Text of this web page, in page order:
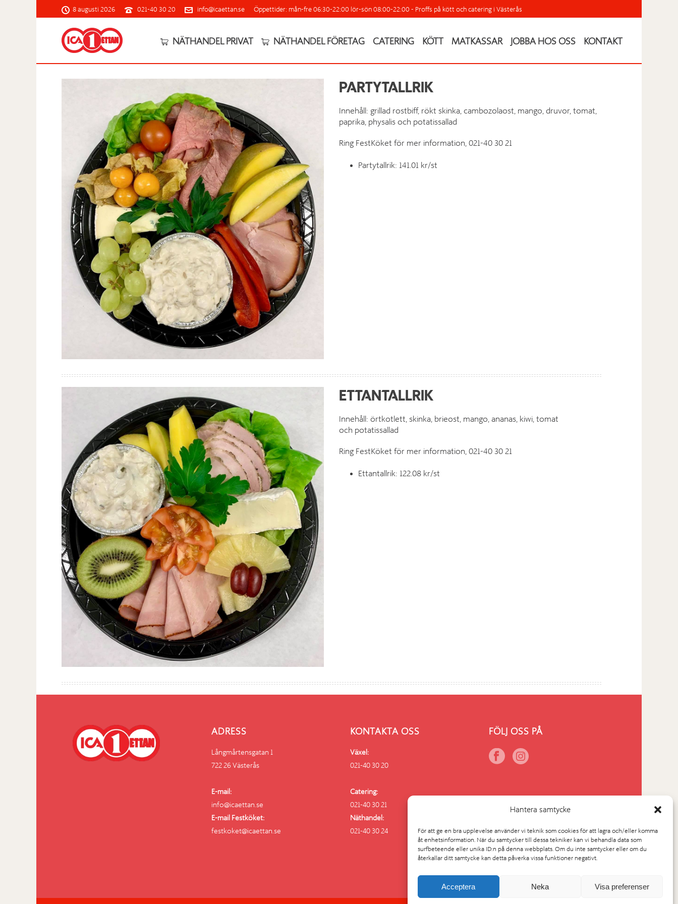
Hantera samtycke
För att ge en bra upplevelse använder vi teknik som cookies för att lagra och/eller komma
åt enhetsinformation. När du samtycker till dessa tekniker kan vi behandla data som
surfbeteende eller unika ID:n på denna webbplats. Om du inte samtycker eller om du
återkallar ditt samtycke kan detta påverka vissa funktioner negativt.
Acceptera Neka Visa preferenser
8 augusti 2026 021-40 30 20 info@icaettan.se Öppettider: mån-fre 06:30-22:00 lör-sön 08:00-22:00 - Proffs på kött och catering i Västerås
NÄTHANDEL PRIVAT NÄTHANDEL FÖRETAG CATERING KÖTT MATKASSAR JOBBA HOS OSS KONTAKT
PARTYTALLRIK
Innehåll: grillad rostbiff, rökt skinka, cambozolaost, mango, druvor, tomat,
paprika, physalis och potatissallad
Ring FestKöket för mer information, 021-40 30 21
Partytallrik: 141.01 kr/st
ETTANTALLRIK
Innehåll: örtkotlett, skinka, brieost, mango, ananas, kiwi, tomat
och potatissallad
Ring FestKöket för mer information, 021-40 30 21
Ettantallrik: 122.08 kr/st
ADRESS
Långmårtensgatan 1
722 26 Västerås
E-mail:
info@icaettan.se
E-mail Festköket:
festkoket@icaettan.se
KONTAKTA OSS
Växel:
021-40 30 20
Catering:
021-40 30 21
Näthandel:
021-40 30 24
FÖLJ OSS PÅ